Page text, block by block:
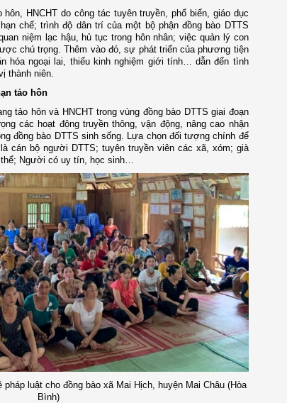
hôn, HNCHT do công tác tuyên truyền, phổ biến, giáo dục
chế; trình độ dân trí của một bộ phận đồng bào DTTS
niệm lạc hậu, hủ tục trong hôn nhân; việc quản lý con
chú trọng. Thêm vào đó, sự phát triển của phương tiện
hóa ngoại lai, thiếu kinh nghiệm giới tính… dẫn đến tình
thành niên.
tảo hôn
tảo hôn và HNCHT trong vùng đồng bào DTTS giai đoạn
các hoạt động truyền thông, vận động, nâng cao nhận
đồng bào DTTS sinh sống. Lựa chọn đối tượng chính để
cán bộ người DTTS; tuyên truyền viên các xã, xóm; già
Người có uy tín, học sinh…
luật cho đồng bào xã Mai Hịch, huyện Mai Châu (Hòa
Bình)